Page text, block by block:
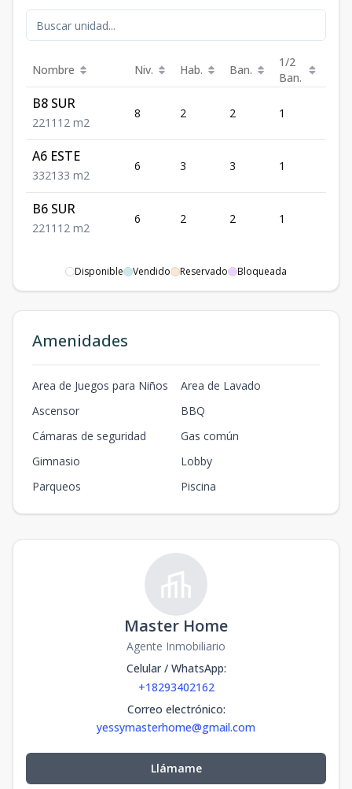
Nombre Niv. Hab. Ban.
1/2
Ban.
B8 SUR
221 112 m2
8 2 2 1
A6 ESTE
332133 m2
6 3 3 1
B6 SUR
221 112 m2
6 2 2 1
Disponible Vendido Reservado Bloqueada
Amenidades
Area de Juegos para Niños
Area de Lavado
Ascensor
BBQ
Cámaras de seguridad
Gas común
Gimnasio
Lobby
Parqueos
Piscina
Master Home
Agente Inmobiliario
Celular / WhatsApp:
+18293402162
Correo electrónico:
yessymasterhome@gmail.com
Llámame